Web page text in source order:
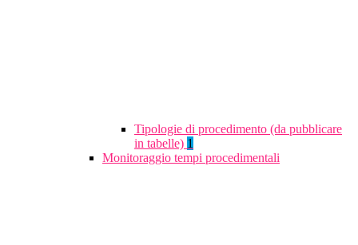
Tipologie di procedimento (da pubblicare
in tabelle) 1
Monitoraggio tempi procedimentali